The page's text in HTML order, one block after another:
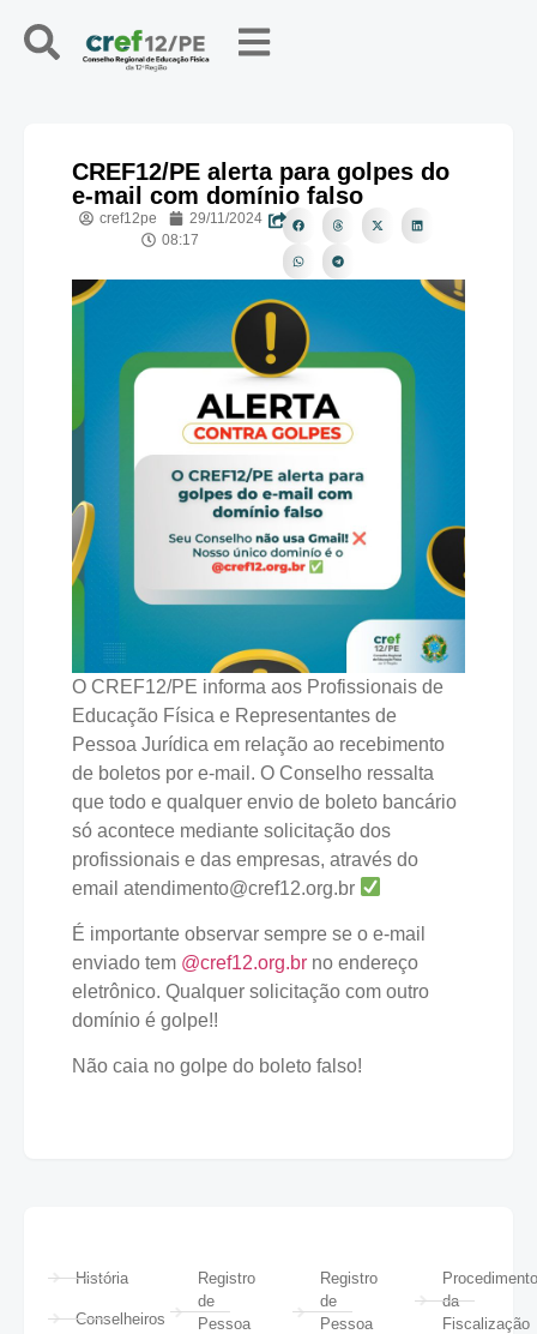
CREF12/PE alerta para golpes do
e-mail com domínio falso
cref12pe
29/11/2024
08:17
O CREF12/PE informa aos Profissionais de
Educação Física e Representantes de
Pessoa Jurídica em relação ao recebimento
de boletos por e-mail. O Conselho ressalta
que todo e qualquer envio de boleto bancário
só acontece mediante solicitação dos
profissionais e das empresas, através do
email atendimento@cref12.org.br
É importante observar sempre se o e-mail
enviado tem @cref12.org.br no endereço
eletrônico. Qualquer solicitação com outro
domínio é golpe!!
Não caia no golpe do boleto falso!
História
Conselheiros
Registro
de
Pessoa
Registro
de
Pessoa
da
Fiscalização